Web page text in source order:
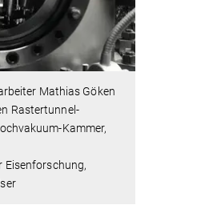
Mathias Göken
Rastertunnel-
Kammer,